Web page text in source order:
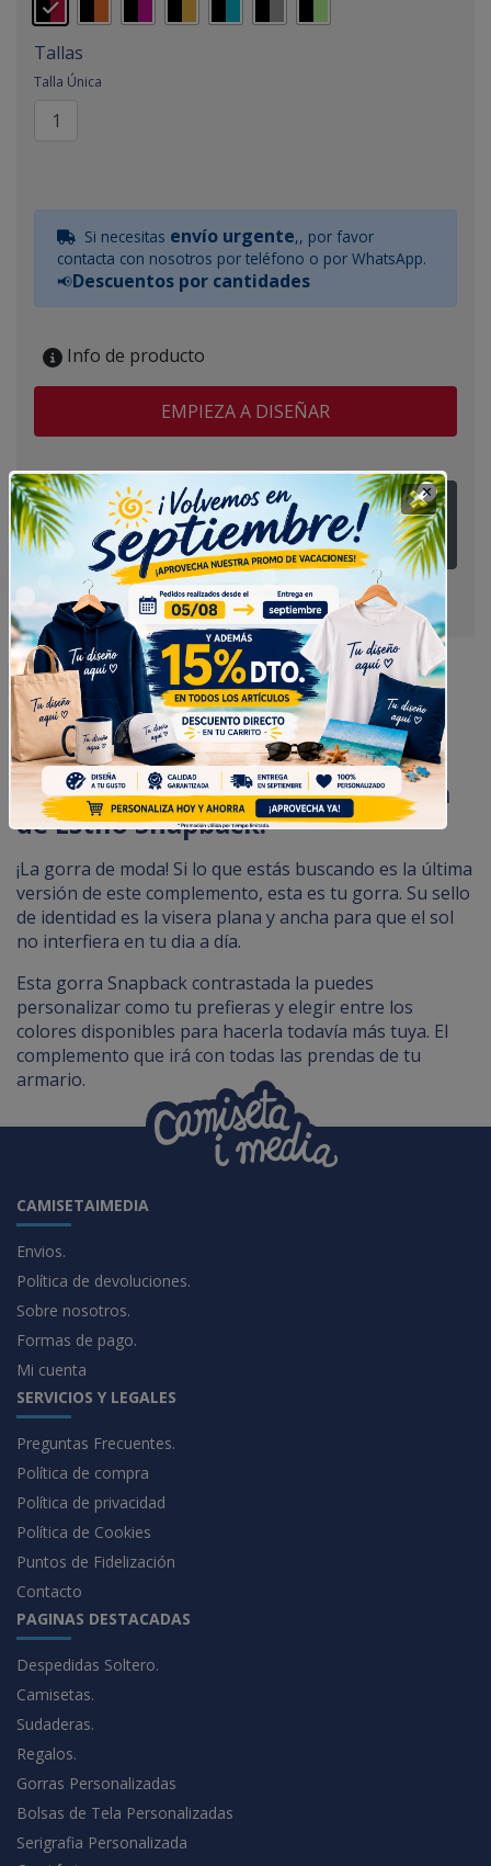
Tallas
Talla Única
Si necesitas envío urgente,, por favor
contacta con nosotros por teléfono o por WhatsApp.
📢Descuentos por cantidades
Info de producto
EMPIEZA A DISEÑAR
¿Tienes alguna duda? Pregúntanos
Gorra Personalizada Bicolor Snapback
Gorra Personalizada Contrastada
de Estilo Snapback.
¡La gorra de moda! Si lo que estás buscando es la última
versión de este complemento, esta es tu gorra. Su sello
de identidad es la visera plana y ancha para que el sol
no interfiera en tu dia a día.
Esta gorra Snapback contrastada la puedes
personalizar como tu prefieras y elegir entre los
colores disponibles para hacerla todavía más tuya. El
complemento que irá con todas las prendas de tu
armario.
CAMISETAIMEDIA
Envios.
Política de devoluciones.
Sobre nosotros.
Formas de pago.
Mi cuenta
SERVICIOS Y LEGALES
Preguntas Frecuentes.
Política de compra
Política de privacidad
Política de Cookies
Puntos de Fidelización
Contacto
PAGINAS DESTACADAS
Despedidas Soltero.
Camisetas.
Sudaderas.
Regalos.
Gorras Personalizadas
Bolsas de Tela Personalizadas
Serigrafia Personalizada